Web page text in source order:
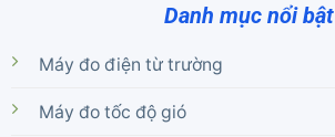
Danh mục nổi bật
Máy đo điện từ trường
Máy đo tốc độ gió